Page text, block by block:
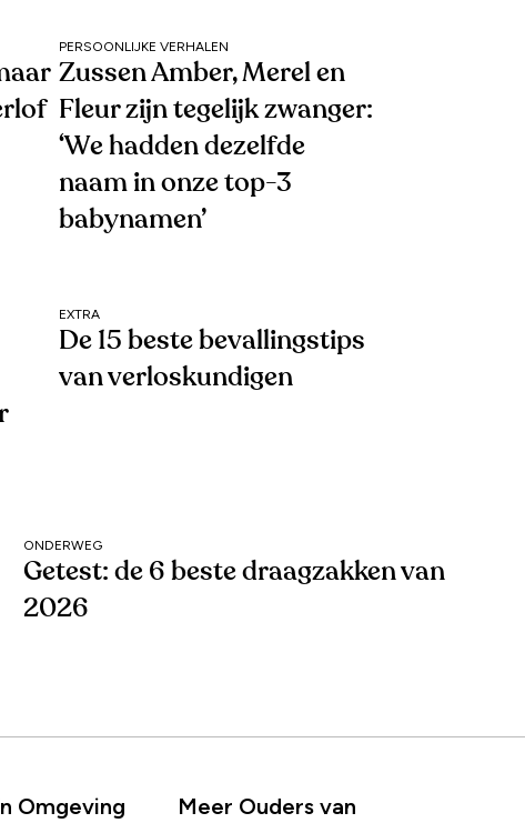
PERSOONLIJKE VERHALEN
Zussen Amber, Merel en
Fleur zijn tegelijk zwanger:
‘We hadden dezelfde
naam in onze top-3
babynamen’
EXTRA
De 15 beste bevallingstips
van verloskundigen
ONDERWEG
Getest: de 6 beste draagzakken van
2026
Omgeving Meer Ouders van